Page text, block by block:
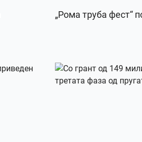
„Рома труба фест“